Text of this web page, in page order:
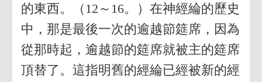
的東西。（12～16。）在神經綸的歷史
中，那是最後一次的逾越節筵席，因為
從那時起，逾越節的筵席就被主的筵席
頂替了。這指明舊的經綸已經被新的經